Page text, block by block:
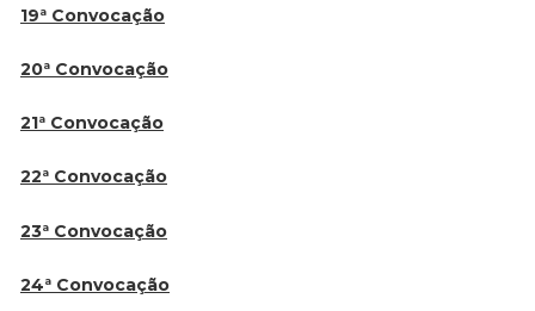
19ª Convocação
20ª Convocação
21ª Convocação
22ª Convocação
23ª Convocação
24ª Convocação